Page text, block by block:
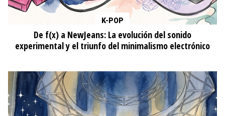
K-POP
De f(x) a NewJeans: La evolución del sonido
experimental y el triunfo del minimalismo electrónico